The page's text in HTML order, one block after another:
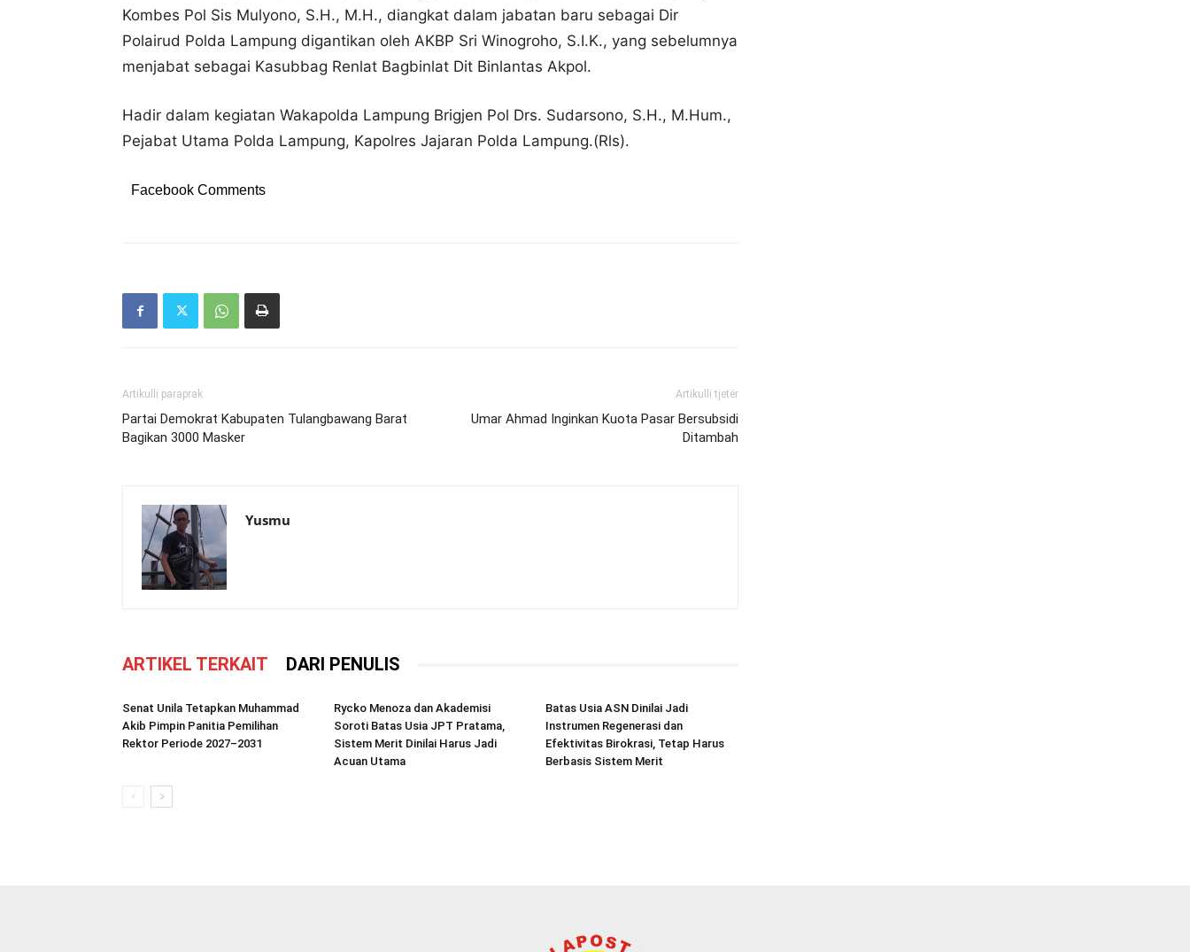
Kombes Pol Sis Mulyono, S.H., M.H., diangkat dalam jabatan baru sebagai Dir
Polairud Polda Lampung digantikan oleh AKBP Sri Winogroho, S.I.K., yang sebelumnya
menjabat sebagai Kasubbag Renlat Bagbinlat Dit Binlantas Akpol.
Hadir dalam kegiatan Wakapolda Lampung Brigjen Pol Drs. Sudarsono, S.H., M.Hum.,
Pejabat Utama Polda Lampung, Kapolres Jajaran Polda Lampung.(Rls).
Facebook Comments
Artikulli paraprak
Partai Demokrat Kabupaten Tulangbawang Barat
Bagikan 3000 Masker
Artikulli tjetër
Umar Ahmad Inginkan Kuota Pasar Bersubsidi
Ditambah
Yusmu
ARTIKEL TERKAIT DARI PENULIS
Senat Unila Tetapkan Muhammad
Akib Pimpin Panitia Pemilihan
Rektor Periode 2027–2031
Rycko Menoza dan Akademisi
Soroti Batas Usia JPT Pratama,
Sistem Merit Dinilai Harus Jadi
Acuan Utama
Batas Usia ASN Dinilai Jadi
Instrumen Regenerasi dan
Efektivitas Birokrasi, Tetap Harus
Berbasis Sistem Merit